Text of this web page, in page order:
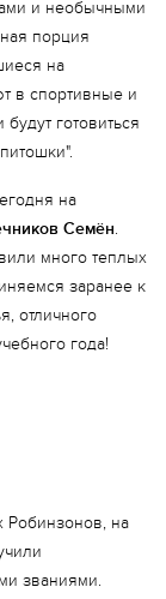
и необычными
порция
на
в спортивные и
готовиться
на
Семён.
много теплых
заранее к
отличного
года!
Робинзонов, на
званиями.